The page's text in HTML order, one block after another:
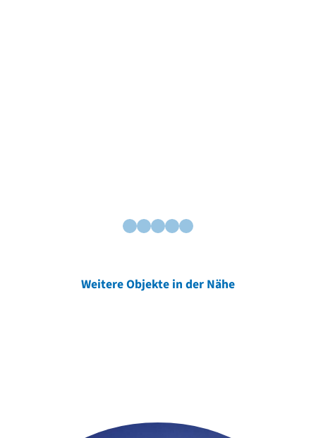
Weitere Objekte in der Nähe